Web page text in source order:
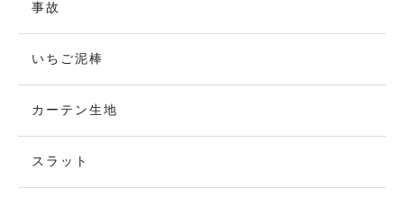
事故
いちご泥棒
カーテン生地
スラット